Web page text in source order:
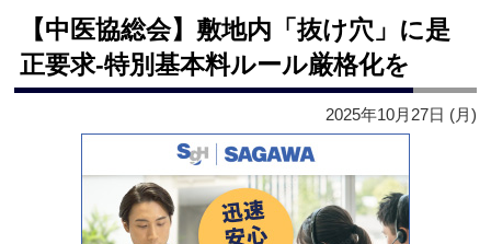
【中医協総会】敷地内「抜け穴」に是
正要求‐特別基本料ルール厳格化を
2025年10月27日 (月)